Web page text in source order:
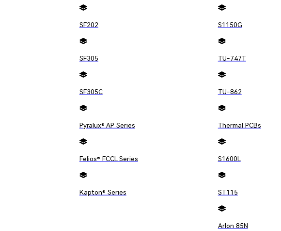
SF202
SF305
SF305C
Pyralux® AP Series
Felios® FCCL Series
Kapton® Series
S1150G
TU-747T
TU-862
Thermal PCBs
S1600L
ST115
Arlon 85N
0755-2321 4901